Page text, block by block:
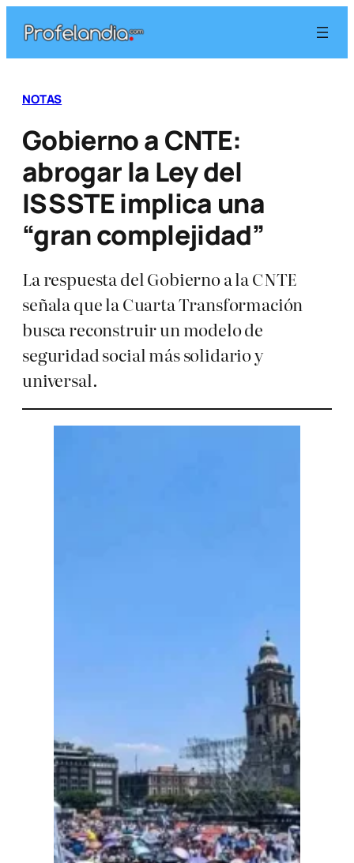
contenido
NOTAS
Gobierno a CNTE:
abrogar la Ley del
ISSSTE implica una
“gran complejidad”
La respuesta del Gobierno a la CNTE
señala que la Cuarta Transformación
busca reconstruir un modelo de
seguridad social más solidario y
universal.